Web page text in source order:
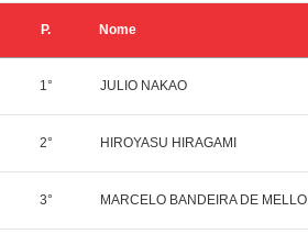
P. Nome
1° JULIO NAKAO
2° HIROYASU HIRAGAMI
3° MARCELO BANDEIRA DE MELLO